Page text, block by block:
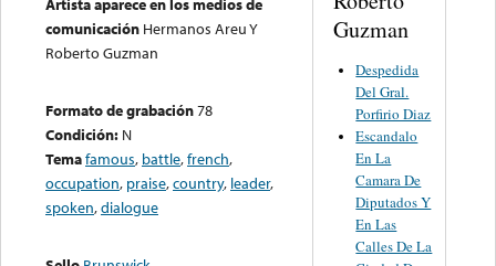
Artista aparece en los medios de
comunicación Hermanos Areu Y
Roberto Guzman
Formato de grabación78
Condición: N
Temafamous, battle,french,
occupation, praise,country, leader,
spoken,dialogue
Guzman
Despedida
Del Gral.
Porfirio Diaz
Escandalo
En La
Camara De
Diputados Y
En Las
Calles De La